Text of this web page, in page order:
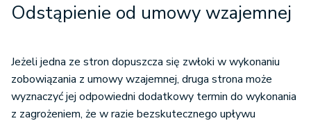
Odstąpienie od umowy wzajemnej
Jeżeli jedna ze stron dopuszcza się zwłoki w wykonaniu
zobowiązania z umowy wzajemnej, druga strona może
wyznaczyć jej odpowiedni dodatkowy termin do wykonania
z zagrożeniem, że w razie bezskutecznego upływu